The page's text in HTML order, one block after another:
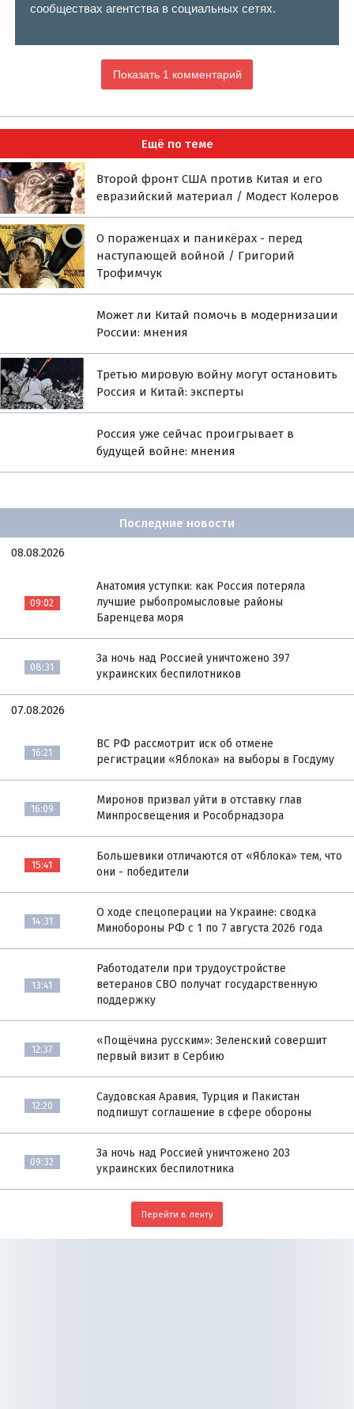
сообществах агентства в социальных сетях.
Показать 1 комментарий
Ещё по теме
Второй фронт США против Китая и его
евразийский материал / Модест Колеров
О пораженцах и паникёрах - перед
наступающей войной / Григорий
Трофимчук
Может ли Китай помочь в модернизации
России: мнения
Третью мировую войну могут остановить
Россия и Китай: эксперты
Россия уже сейчас проигрывает в
будущей войне: мнения
Последние новости
08.08.2026
09:02
Анатомия уступки: как Россия потеряла
лучшие рыбопромысловые районы
Баренцева моря
08:31
За ночь над Россией уничтожено 397
украинских беспилотников
07.08.2026
16:21
ВС РФ рассмотрит иск об отмене
регистрации «Яблока» на выборы в Госдуму
16:09
Миронов призвал уйти в отставку глав
Минпросвещения и Рособрнадзора
15:41
Большевики отличаются от «Яблока» тем, что
они - победители
14:31
О ходе спецоперации на Украине: сводка
Минобороны РФ с 1 по 7 августа 2026 года
13:41
Работодатели при трудоустройстве
ветеранов СВО получат государственную
поддержку
12:37
«Пощёчина русским»: Зеленский совершит
первый визит в Сербию
12:20
Саудовская Аравия, Турция и Пакистан
подпишут соглашение в сфере обороны
09:32
За ночь над Россией уничтожено 203
украинских беспилотника
Перейти в ленту